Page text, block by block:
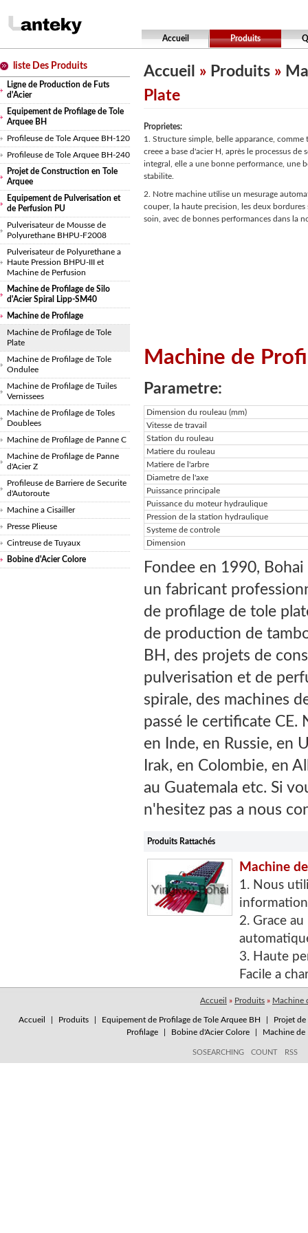
Accueil Produits
liste Des Produits
Ligne de Production de Futs
d'Acier
Equipement de Profilage de Tole
Arquee BH
Profileuse de Tole Arquee BH-120
Profileuse de Tole Arquee BH-240
Projet de Construction en Tole
Arquee
Equipement de Pulverisation et
de Perfusion PU
Pulverisateur de Mousse de
Polyurethane BHPU-F2008
Pulverisateur de Polyurethane a
Haute Pression BHPU-III et
Machine de Perfusion
Machine de Profilage de Silo
d'Acier Spiral Lipp-SM40
Machine de Profilage
Machine de Profilage de Tole
Plate
Machine de Profilage de Tole
Ondulee
Machine de Profilage de Tuiles
Vernissees
Machine de Profilage de Toles
Doublees
Machine de Profilage de Panne C
Machine de Profilage de Panne
d'Acier Z
Profileuse de Barriere de Securite
d'Autoroute
Machine a Cisailler
Presse Plieuse
Cintreuse de Tuyaux
Bobine d'Acier Colore
Accueil » Produits »
Plate
Proprietes:
1. Structure simple, belle apparance, comme
creee a base d'acier H, après le processus de
integral, elle a une bonne performance, une
stabilite.
2. Notre machine utilise un mesurage
couper, la haute precision, les deux bordures
soin, avec de bonnes performances dans la
Machine de
Parametre:
Dimension du rouleau (mm)
Vitesse de travail
Station du rouleau
Matiere du rouleau
Matiere de l'arbre
Diametre de l'axe
Puissance principale
Puissance du moteur hydraulique
Pression de la station hydraulique
Systeme de controle
Dimension
Fondee en 1990,
un fabricant
de profilage de tole
de production de
BH, des projets de
pulverisation et de
spirale, des machines
passé le certificate
en Inde, en Russie, en
Irak, en Colombie, en
au Guatemala etc. Si
n'hesitez pas a nous
Produits Rattachés
Machine
1. Nous
2. Grace
3. Haute
Facile a
Accueil » Produits » Machine
Accueil Produits Equipement de Profilage de Tole Arquee BH
Projet
Profilage
Bobine d'Acier Colore Machine de
SOSEARCHING COUNT RSS